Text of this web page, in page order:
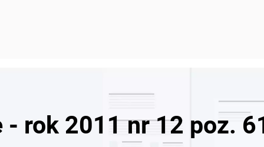
rok 2011 nr 12 poz.